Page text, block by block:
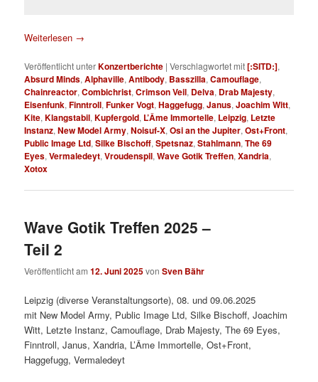
Weiterlesen →
Veröffentlicht unterKonzertberichte |Verschlagwortet mit[:SITD:],
Absurd Minds,Alphaville,Antibody, Basszilla,Camouflage,
Chainreactor,Combichrist,Crimson Veil, Delva, Drab Majesty,
Eisenfunk,Finntroll,Funker Vogt,Haggefugg,Janus,Joachim Witt,
Kite,Klangstabil,Kupfergold, L’Âme Immortelle, Leipzig, Letzte
Instanz,New Model Army,Noisuf-X,Osi an the Jupiter,Ost+Front,
Public Image Ltd,Silke Bischoff,Spetsnaz,Stahlmann,The 69
Eyes,Vermaledeyt,Vroudenspil,Wave Gotik Treffen,Xandria,
Xotox
Wave Gotik Treffen 2025 –
Teil 2
Veröffentlicht am12. Juni 2025vonSven Bähr
Leipzig (diverse Veranstaltungsorte), 08. und 09.06.2025
mit New Model Army, Public Image Ltd, Silke Bischoff, Joachim
Witt, Letzte Instanz, Camouflage, Drab Majesty, The 69 Eyes,
Finntroll, Janus, Xandria, L’Âme Immortelle, Ost+Front,
Haggefugg, Vermaledeyt